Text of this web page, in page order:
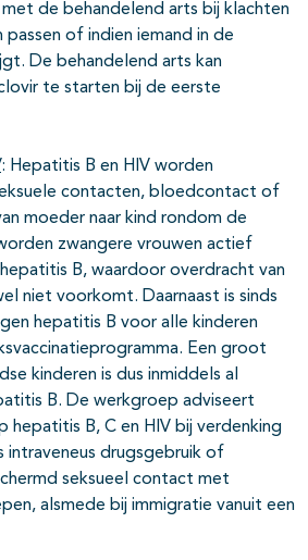
de behandelend arts bij klachten
passen of indien iemand in de
De behandelend arts kan
te starten bij de eerste
: Hepatitis B en HIV worden
contacten, bloedcontact of
moeder naar kind rondom de
zwangere vrouwen actief
B, waardoor overdracht van
niet voorkomt. Daarnaast is sinds
hepatitis B voor alle kinderen
Een groot
kinderen is dus inmiddels al
B. De werkgroep adviseert
hepatitis B, C en HIV bij verdenking
intraveneus drugsgebruik of
seksueel contact met
alsmede bij immigratie vanuit een